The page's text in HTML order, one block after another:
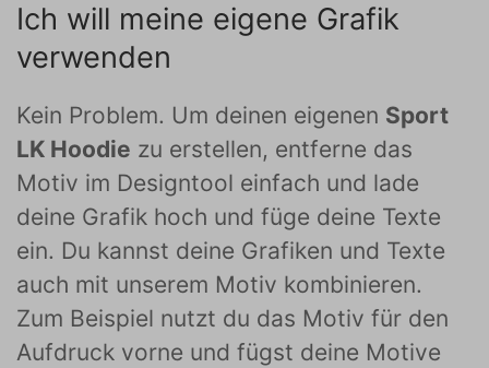
Ich will meine eigene Grafik
verwenden
Kein Problem. Um deinen eigenen Sport
LK Hoodie zu erstellen, entferne das
Motiv im Designtool einfach und lade
deine Grafik hoch und füge deine Texte
ein. Du kannst deine Grafiken und Texte
auch mit unserem Motiv kombinieren.
Zum Beispiel nutzt du das Motiv für den
Aufdruck vorne und fügst deine Motive